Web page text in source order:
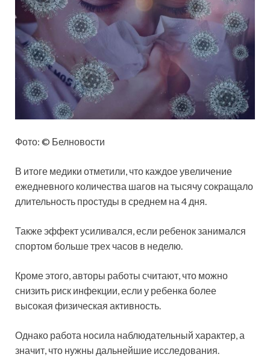
Фото: © Белновости
В итоге медики отметили, что каждое увеличение
ежедневного количества шагов на тысячу сокращало
длительность простуды в среднем на 4 дня.
Также эффект усиливался, если ребенок занимался
спортом больше трех часов в неделю.
Кроме этого, авторы работы считают, что можно
снизить риск инфекции, если у ребенка более
высокая физическая активность.
Однако работа носила наблюдательный характер, а
значит, что нужны дальнейшие исследования.